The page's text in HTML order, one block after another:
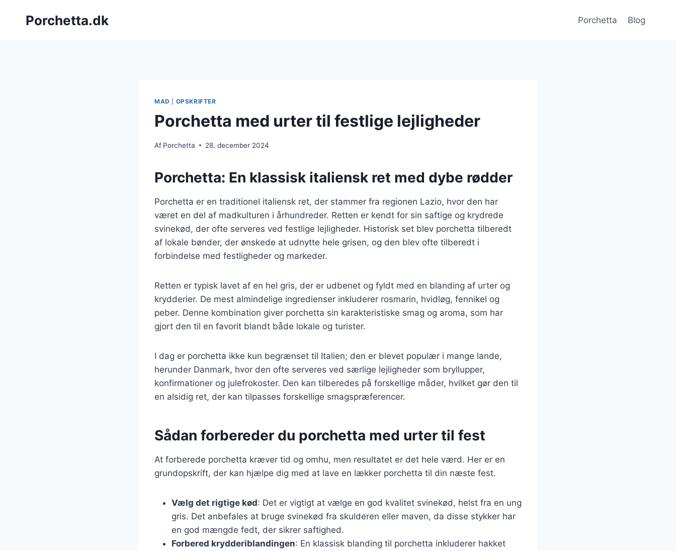
Porchetta.dk Porchetta Blog
MAD OPSKRIFTER
Porchetta med urter til festlige lejligheder
Af Porchetta 28. december 2024
Porchetta: En klassisk italiensk ret med dybe rødder
Porchetta er en traditionel italiensk ret, der stammer fra regionen Lazio, hvor den har
været en del af madkulturen i århundreder. Retten er kendt for sin saftige og krydrede
svinekød, der ofte serveres ved festlige lejligheder. Historisk set blev porchetta tilberedt
af lokale bønder, der ønskede at udnytte hele grisen, og den blev ofte tilberedt i
forbindelse med festligheder og markeder.
Retten er typisk lavet af en hel gris, der er udbenet og fyldt med en blanding af urter og
krydderier. De mest almindelige ingredienser inkluderer rosmarin, hvidløg, fennikel og
peber. Denne kombination giver porchetta sin karakteristiske smag og aroma, som har
gjort den til en favorit blandt både lokale og turister.
I dag er porchetta ikke kun begrænset til Italien; den er blevet populær i mange lande,
herunder Danmark, hvor den ofte serveres ved særlige lejligheder som bryllupper,
konfirmationer og julefrokoster. Den kan tilberedes på forskellige måder, hvilket gør den til
en alsidig ret, der kan tilpasses forskellige smagspræferencer.
Sådan forbereder du porchetta med urter til fest
At forberede porchetta kræver tid og omhu, men resultatet er det hele værd. Her er en
grundopskrift, der kan hjælpe dig med at lave en lækker porchetta til din næste fest.
Vælg det rigtige kød: Det er vigtigt at vælge en god kvalitet svinekød, helst fra en ung
gris. Det anbefales at bruge svinekød fra skulderen eller maven, da disse stykker har
en god mængde fedt, der sikrer saftighed.
Forbered krydderiblandingen: En klassisk blanding til porchetta inkluderer hakket